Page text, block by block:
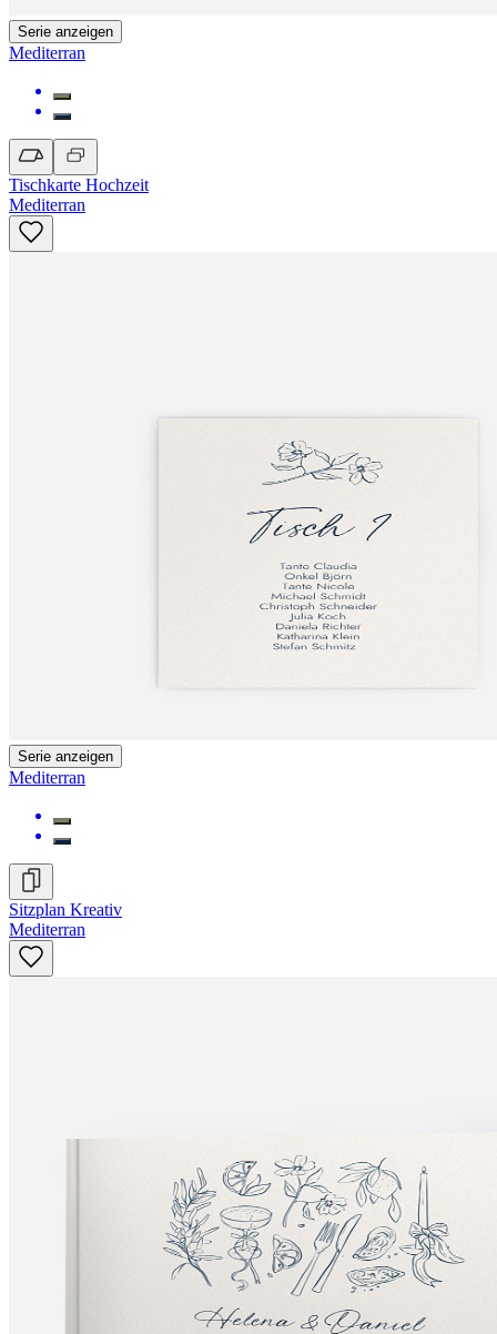
Serie anzeigen
Mediterran
Tischkarte Hochzeit
Mediterran
Serie anzeigen
Mediterran
Sitzplan Kreativ
Mediterran